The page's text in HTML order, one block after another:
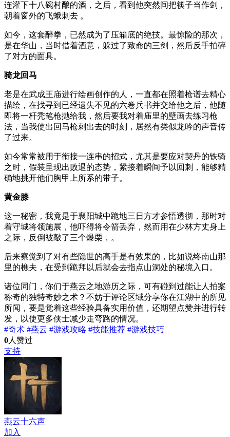
连灌下十八碗村酿的酒，之后，看到他突然间把筷子当作剑，
朝着窗外的飞蛾刺去 。
如今，这套醉拳，已然成为了压箱底的绝技。最惊险的那次，
是在华山，当时借着酒意，躲过了致命的三剑，然后反手拍碎
了对方的面具。
骑龙回马
老是在武成王庙进行绘画创作的人，一直都在照着枪谱去精心
描绘，在找寻到已经遗失不见的六卷兵书并交给他之后，他随
即将一杆秃笔枪抛给我，然后要我对着庙里的壁画去练习枪
法，当我使出回马枪刺出去的时刻，居然有类似龙吟的声音传
了过来。
如今常常被用于衔接一连串的招式，尤其是要应对契丹的铁骑
之时，假装呈现出败退的态势，紧接着瞬间予以回刺，能够精
确地挑开他们胸甲上所系的带子。
黄金膝
这一秘密，我竟是于襄阳城中跪地三日方才参悟透彻，那时对
着守城将领施展，他吓得将令箭丢弃，然而用在少林方丈身上
之际，反倒被敲了三个爆栗，。
后来察觉到了对有些隐世的高手是有效果的，比如说终南山那
里的樵夫，在受到跪拜以后就会去指点山洞处的秘境入口。
诸位同门，你们于燕云之地游历之际，可有碰到过能让人拍案
称奇的独特奇妙之术？不妨于评论区域分享你在江湖中的所见
所闻，要是觉着这些经验具备实用价值，还期望点赞并进行转
发，以使更多侠士减少走弯路的情况。
#奇术 #燕云 #游戏攻略 #技能推荐 #游戏技巧
0人赞过
支持
燕云十六声
加入